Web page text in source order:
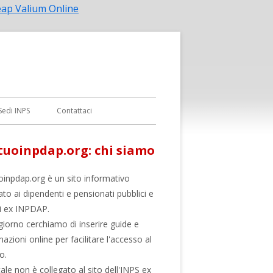
Valium Online
INPS Contattaci
chi siamo
è un sito informativo
ai dipendenti e pensionati pubblici e
ex INPDAP.
cerchiamo di inserire guide e
online per facilitare l'accesso al
non è collegato al sito dell'INPS ex